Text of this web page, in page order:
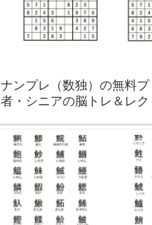
ナンプレ（数独）の無料
者・シニアの脳トレ＆レ